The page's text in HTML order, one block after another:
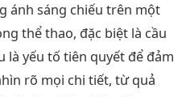
ánh sáng chiếu trên một
thể thao, đặc biệt là cầu
là yếu tố tiên quyết để đảm
rõ mọi chi tiết, từ quả